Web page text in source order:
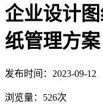
企业设计
纸管理方案
发布时间：2023-09-12
浏览量：526次